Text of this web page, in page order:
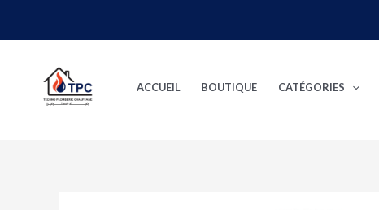
ACCUEIL BOUTIQUE CATÉGORIES